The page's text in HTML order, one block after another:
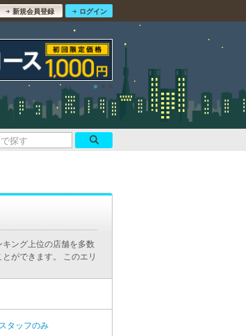
新規会員登録 ログイン
ング上位の店舗を多数
ができます。 このエリ
タッフのみ